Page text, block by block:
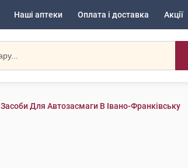
Наші аптеки Оплата і доставка Акції
Засоби Для Автозасмаги В Івано-Франківську